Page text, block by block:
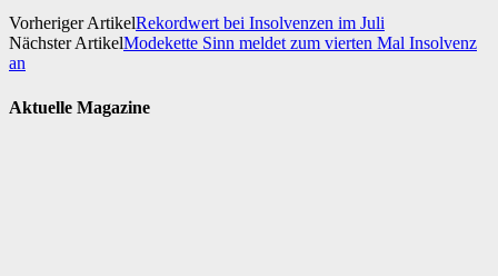
Vorheriger ArtikelRekordwert bei Insolvenzen im Juli
Nächster ArtikelModekette Sinn meldet zum vierten Mal Insolvenz
an
Aktuelle Magazine